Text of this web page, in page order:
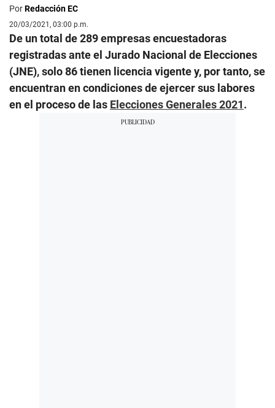
PorRedacción EC
20/03/2021, 03:00 p.m.
De un total de 289 empresas encuestadoras
registradas ante el Jurado Nacional de Elecciones
(JNE), solo 86 tienen licencia vigente y, por tanto, se
encuentran en condiciones de ejercer sus labores
en el proceso de las Elecciones Generales 2021.